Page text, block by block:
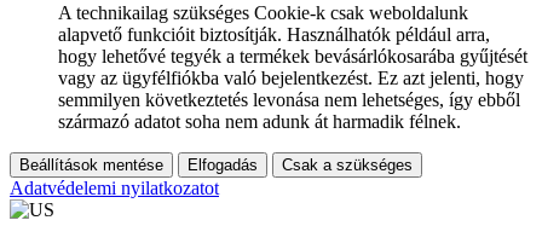
A technikailag szükséges Cookie-k csak weboldalunk
alapvető funkcióit biztosítják. Használhatók például arra,
hogy lehetővé tegyék a termékek bevásárlókosarába gyűjtését
vagy az ügyfélfiókba való bejelentkezést. Ez azt jelenti, hogy
semmilyen következtetés levonása nem lehetséges, így ebből
származó adatot soha nem adunk át harmadik félnek.
Beállítások mentése Elfogadás Csak a szükséges
Adatvédelemi nyilatkozatot